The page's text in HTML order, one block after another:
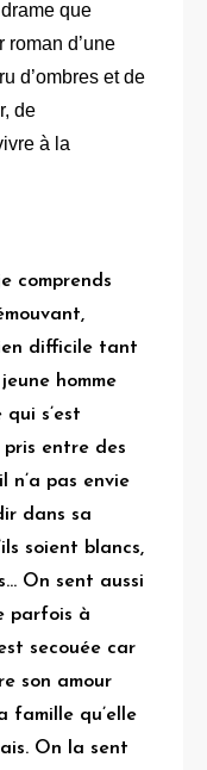
que
roman d’une
d’ombres et de
de
à la
comprends
difficile tant
homme
s’est
entre des
n’a pas envie
dans sa
soient blancs,
On sent aussi
parfois à
secouée car
son amour
famille qu’elle
On la sent